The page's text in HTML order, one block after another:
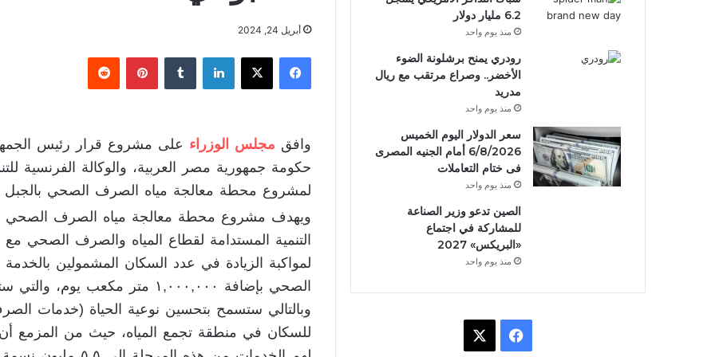
أبريل 24, 2024
فيسبوك لينكدإن بينتيريست
وافق مجلس الوزراء على مشروع قرار رئيس
حكومة جمهورية مصر العربية، والوكالة الفرنسية
لمشروع محطة معالجة مياه الصرف الصحي بالجبل
ويهدف مشروع محطة معالجة مياه الصرف الصحي
التنمية المستدامة لقطاع المياه والصرف الصحي
لمواكبة الزيادة في عدد السكان المشمولين
وبالتالي ستسمح بتحسين نوعية الحياة (خدمات
للسكان في منطقة تجمع المياه، حيث من المزمع
6.2 مليار دولار
منذ يوم واحد
رودري يمنح برشلونة الضوء
الأخضر.. وصراع مرتقب مع ريال
مدريد
منذ يوم واحد
سعر الدولار اليوم الخميس
6/8/2026 أمام الجنيه المصرى
فى ختام التعاملات
منذ يوم واحد
الصين تدعو وزير الصناعة
للمشاركة في اجتماع
«البريكس» 2027
منذ يوم واحد